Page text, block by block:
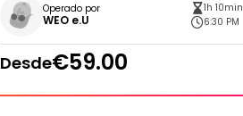
Operado por
WEO e.U
1h 10min
6:30 PM
Desde€59.00